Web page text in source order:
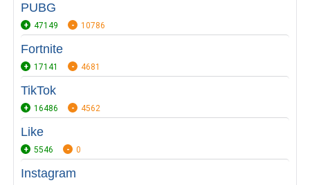
PUBG
47149 10786
Fortnite
17141 4681
TikTok
16486 4562
Like
5546 0
Instagram